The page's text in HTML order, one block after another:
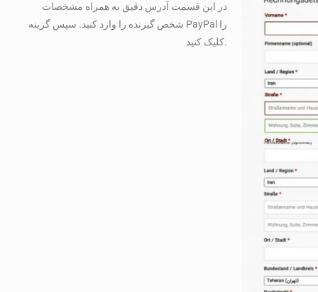
در این قسمت آدرس دقیق به همراه مشخصات
شخص گیرنده را وارد کنید. سپس گزینه PayPal را
کلیک کنید.